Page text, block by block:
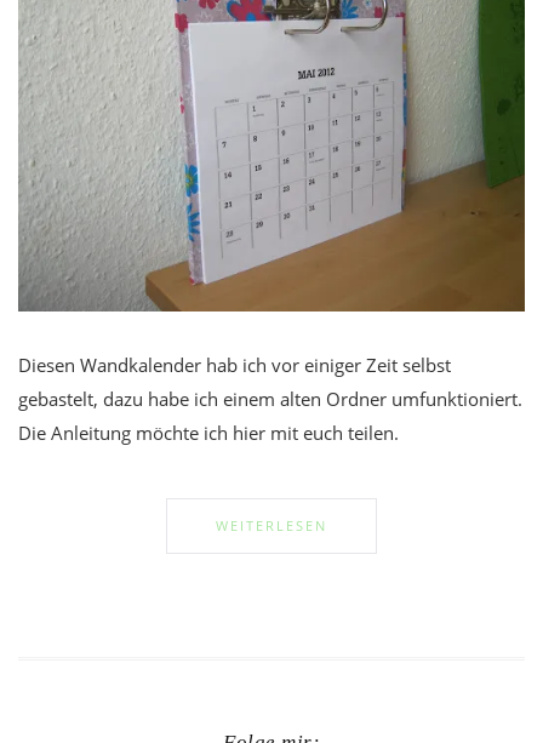
Diesen Wandkalender hab ich vor einiger Zeit selbst
gebastelt, dazu habe ich einem alten Ordner umfunktioniert.
Die Anleitung möchte ich hier mit euch teilen.
WEITERLESEN